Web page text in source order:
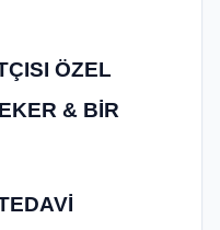
ÖZEL
& BİR